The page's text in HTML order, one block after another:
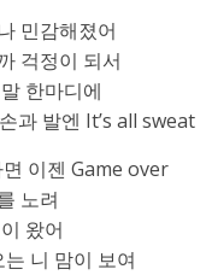
민감해졌어
걱정이 되서
한마디에
과 발엔 It’s all sweat
이젠 Game over
노려
왔어
니 맘이 보여